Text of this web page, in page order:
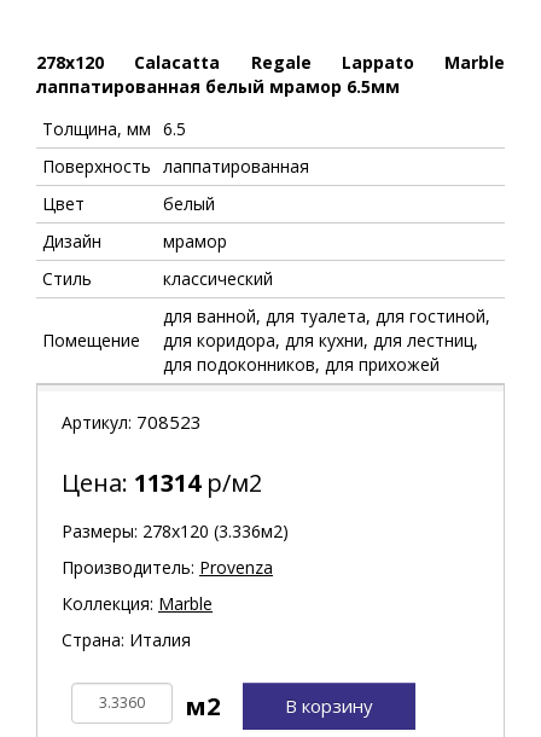
278x120 Calacatta Regale Lappato Marble
лаппатированная белый мрамор 6.5мм
Толщина, мм 6.5
Поверхность лаппатированная
Цвет
белый
Дизайн
мрамор
Стиль
классический
Помещение
для ванной, для туалета, для гостиной,
для коридора, для кухни, для лестниц,
для подоконников, для прихожей
Артикул: 708523
Цена: 11314р/м2
Размеры: 278х120 (3.336м2)
Производитель: Provenza
Коллекция: Marble
Страна: Италия
В корзину